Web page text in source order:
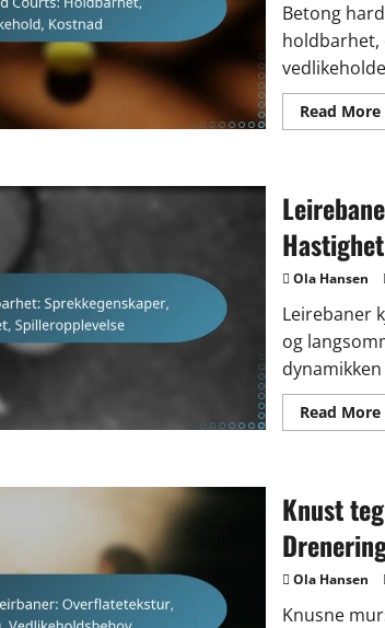
Betong
holdbarhet,
Read More
Ola Hansen
Leirebaner
og
Read More
Knust
Ola Hansen
Knusne